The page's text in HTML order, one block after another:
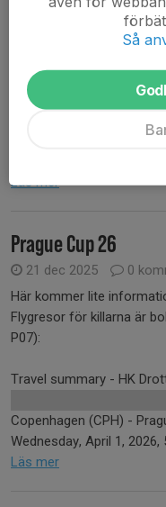
15:20 Eskilstuna Guif IF
Söndag
09:00 Alingsås HK
Läs mer
Prague Cup 26
21 dec 2025
0
Här kommer lite
Flygresor för killarna är
P07):
Travel summary - HK
Copenhagen (CPH) -
Wednesday, April 1, 2026,
Läs mer
Så